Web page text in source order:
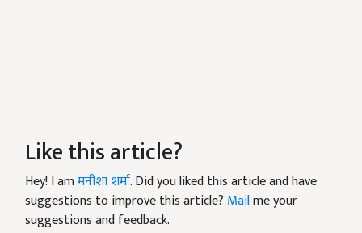
Like this article?
Hey! I amमनीशा शर्मा. Did you liked this article and have
suggestions to improve this article? Mailme your
suggestions and feedback.